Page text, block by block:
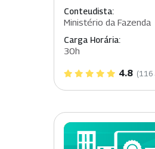
Conteudista:
Ministério da Fazenda
Carga Horária:
30h
4.8 (116